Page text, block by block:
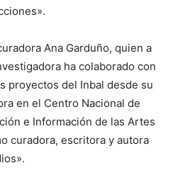
Ana Garduño, quien a
ha colaborado con
proyectos del Inbal desde su
en el Centro Nacional de
e Información de las Artes
curadora, escritora y autora